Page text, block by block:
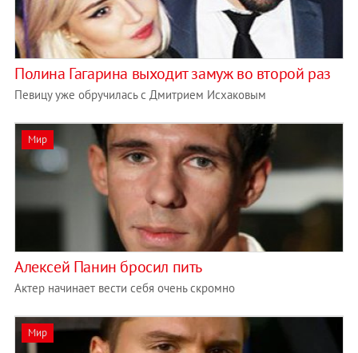
Полина Гагарина выходит замуж во второй раз
Певицу уже обручилась с Дмитрием Исхаковым
Мир
Алексей Панин бросил пить
Актер начинает вести себя очень скромно
Мир